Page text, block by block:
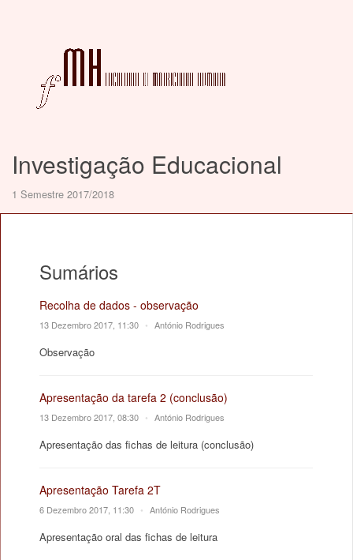
Investigação Educacional
1 Semestre 2017/2018
Sumários
Recolha de dados - observação
13 Dezembro 2017, 11:30 • António Rodrigues
Observação
Apresentação da tarefa 2 (conclusão)
13 Dezembro 2017, 08:30 • António Rodrigues
Apresentação das fichas de leitura (conclusão)
Apresentação Tarefa 2T
6 Dezembro 2017, 11:30 • António Rodrigues
Apresentação oral das fichas de leitura